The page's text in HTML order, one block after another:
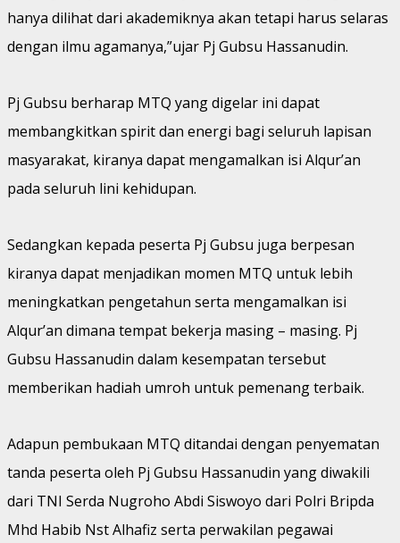
hanya dilihat dari akademiknya akan tetapi harus selaras
dengan ilmu agamanya,”ujar Pj Gubsu Hassanudin.
Pj Gubsu berharap MTQ yang digelar ini dapat
membangkitkan spirit dan energi bagi seluruh lapisan
masyarakat, kiranya dapat mengamalkan isi Alqur’an
pada seluruh lini kehidupan.
Sedangkan kepada peserta Pj Gubsu juga berpesan
kiranya dapat menjadikan momen MTQ untuk lebih
meningkatkan pengetahun serta mengamalkan isi
Alqur’an dimana tempat bekerja masing – masing. Pj
Gubsu Hassanudin dalam kesempatan tersebut
memberikan hadiah umroh untuk pemenang terbaik.
Adapun pembukaan MTQ ditandai dengan penyematan
tanda peserta oleh Pj Gubsu Hassanudin yang diwakili
dari TNI Serda Nugroho Abdi Siswoyo dari Polri Bripda
Mhd Habib Nst Alhafiz serta perwakilan pegawai